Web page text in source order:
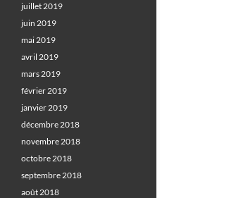
juillet 2019
juin 2019
mai 2019
avril 2019
mars 2019
février 2019
janvier 2019
décembre 2018
novembre 2018
octobre 2018
septembre 2018
août 2018